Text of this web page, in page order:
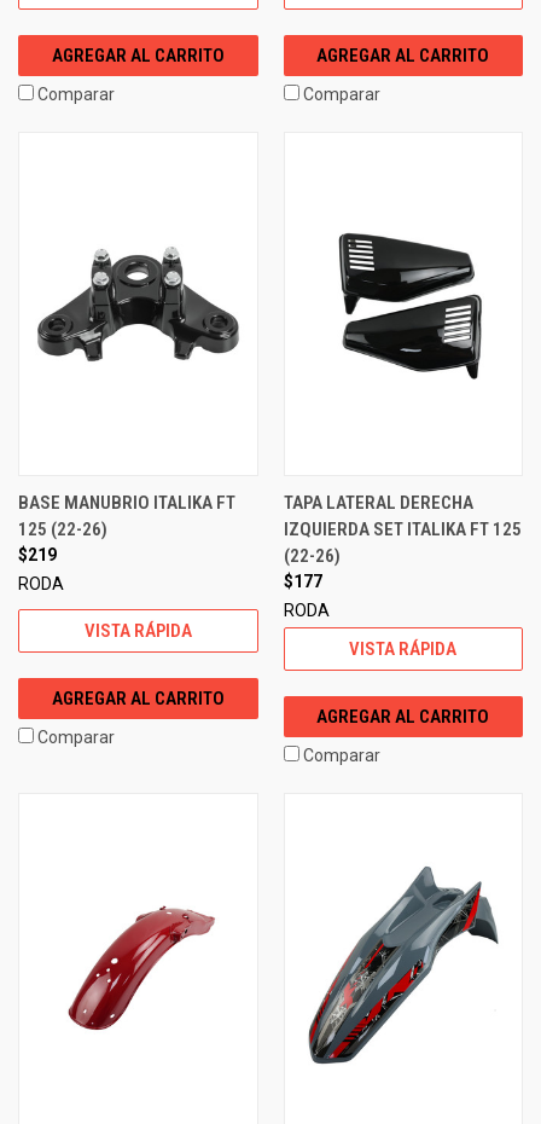
AGREGAR AL CARRITO
Comparar
AGREGAR AL CARRITO
Comparar
BASE MANUBRIO ITALIKA FT
125 (22-26)
$219
RODA
VISTA RÁPIDA
AGREGAR AL CARRITO
Comparar
TAPA LATERAL DERECHA
IZQUIERDA SET ITALIKA FT 125
(22-26)
$177
RODA
VISTA RÁPIDA
AGREGAR AL CARRITO
Comparar